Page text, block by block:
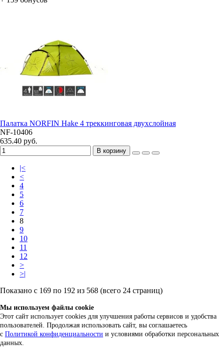
Палатка NORFIN Hake 4 треккинговая двухслойная
NF-10406
635.40 руб.
В корзину
|<
<
4
5
6
7
8
9
10
11
12
>
>|
Показано с 169 по 192 из 568 (всего 24 страниц)
Мы используем файлы cookie
Этот сайт использует cookies для улучшения работы сервисов и удобства
пользователей. Продолжая использовать сайт, вы соглашаетесь
с Политикой конфиденциальности и условиями обработки персональных
данных.